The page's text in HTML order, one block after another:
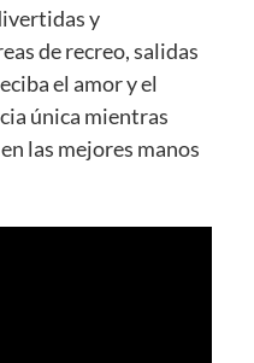
y
de recreo, salidas
el amor y el
única mientras
las mejores manos